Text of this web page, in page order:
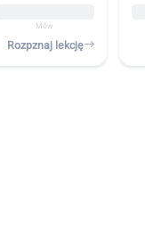
Mów
Rozpznaj lekcję